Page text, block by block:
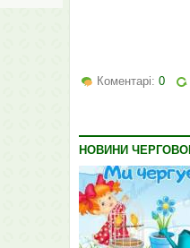
Коментарі: 0
НОВИНИ